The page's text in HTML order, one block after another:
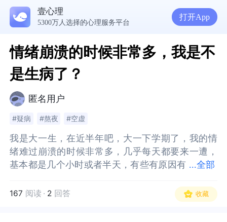
壹心理
5300万人选择的心理服务平台
打开App
情绪崩溃的时候非常多，我是不
是生病了？
匿名用户
#疑病 #熬夜 #空虚
...全部
我是大一生，在近半年吧，大一下学期了，我的情
绪难过崩溃的时候非常多，几乎每天都要来一遭，
基本都是几个小时或者半天，有些有原因有
我知道可能她没听到但我会想，她果然不喜欢我果
然我就是会让所有人讨厌，然后上政治课老师讲要
我是大一生，在近半年吧，大一下学期了，我的情
绪难过崩溃的时候非常多，几乎每天都要来一遭，
基本都是几个小时或者半天，有些有原因有些没原
可能她没听到但我会想，她果然不喜欢我果然我就
是会让所有人讨厌，然后上政治课老师讲要做一个
167 阅读 · 2 回答 收藏